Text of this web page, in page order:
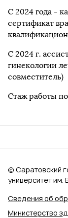
С 2024 года -
сертификат
С 2024 г.
гинекологии
совместитель)
Стаж работы
Сведения об
Министерство
© Саратовский
университет им.